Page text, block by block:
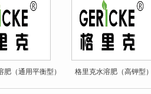
肥（通用平衡型）20-
格里克水溶肥（高钾型）